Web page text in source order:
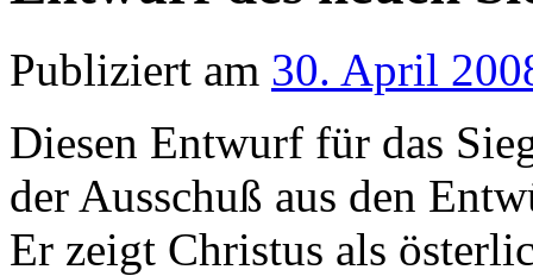
Publiziert am 30. April
Diesen Entwurf für das
der Ausschuß aus den
Er zeigt Christus als